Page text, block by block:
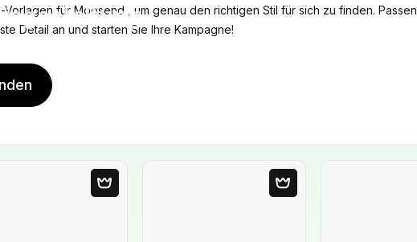
für Moosend , um genau den richtigen Stil für sich zu finden. Passen
Detail an und starten Sie Ihre Kampagne!